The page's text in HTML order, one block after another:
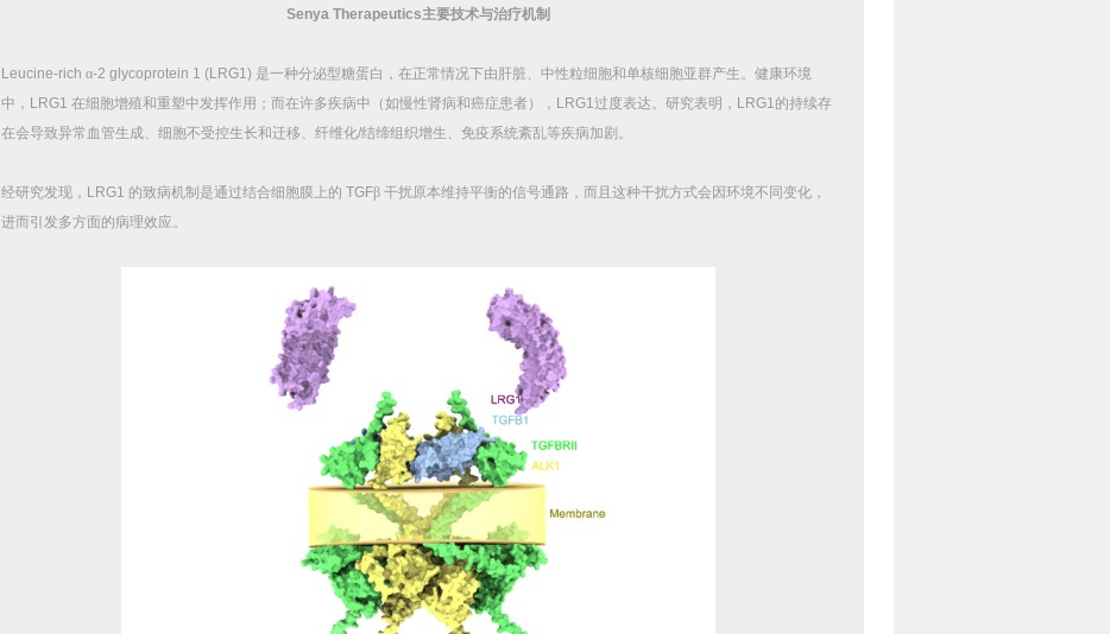
Senya Therapeutics主要技术与治疗机制
Leucine-rich α-2 glycoprotein 1 (LRG1) 是一种分泌型糖蛋白，在正常情况下由肝脏、中性粒细胞和单核细胞亚群产生。健康环境
中， LRG1 在细胞增殖和重塑中发挥作用；而在许多疾病中（如慢性肾病和癌症患者）， LRG1过度表达。研究表明， LRG1的持续存
在会导致异常血管生成、细胞不受控生长和迁移、纤维化/结缔组织增生、免疫系统紊乱等疾病加剧。
经研究发现， LRG1 的致病机制是通过结合细胞膜上的 TGFβ 干扰原本维持平衡的信号通路，而且这种干扰方式会因环境不同变化，
进而引发多方面的病理效应。